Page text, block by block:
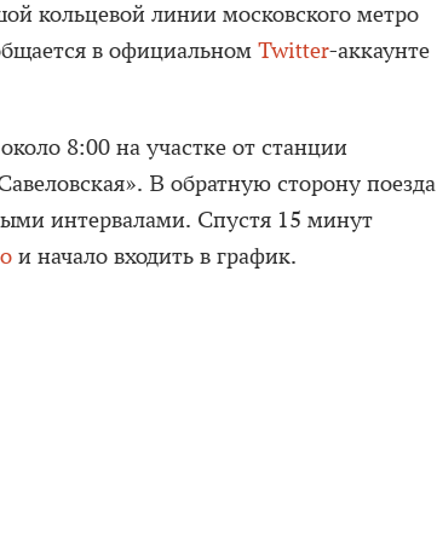
кольцевой линии московского метро
в официальном Twitter-аккаунте
8:00 на участке от станции
В обратную сторону поезда
интервалами. Спустя 15 минут
и начало входить в график.